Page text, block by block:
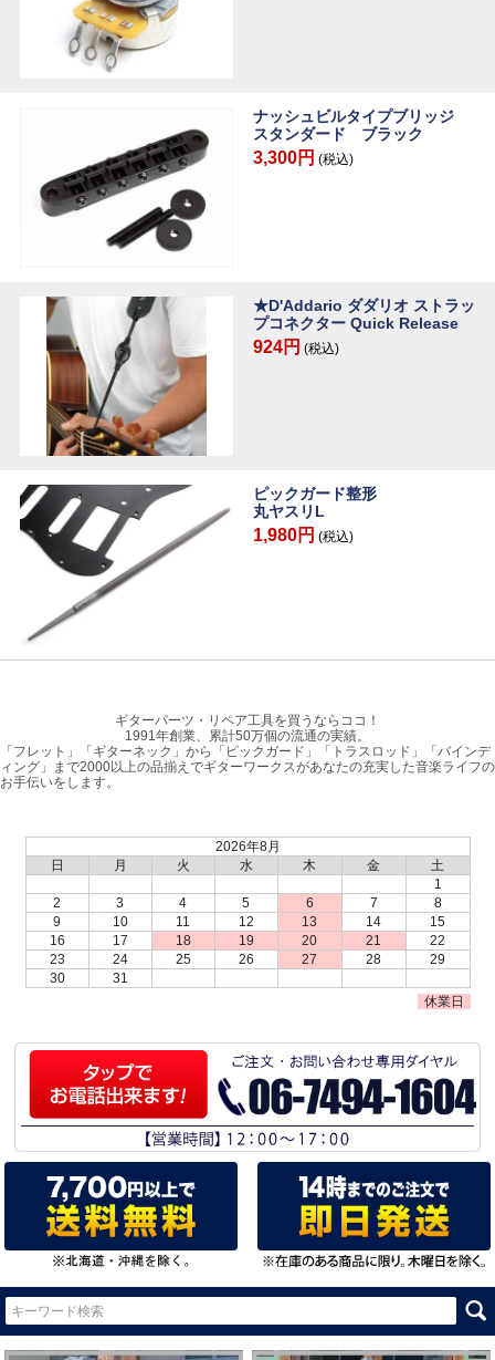
ナッシュビルタイプブリッジ
スタンダード ブラック
3,300円 (税込)
★D'Addario ダダリオ ストラッ
プコネクター Quick Release
924円 (税込)
ピックガード整形
丸ヤスリL
1,980円 (税込)
ギターパーツ・リペア工具を買うならココ！
1991年創業、累計50万個の流通の実績。
「フレット」「ギターネック」から「ピックガード」「トラスロッド」「バインデ
ィング」まで2000以上の品揃えでギターワークスがあなたの充実した音楽ライフの
お手伝いをします。
2026年8月
日
月 火 水 木 金
土
1
2
3 4 5 6 7
8
9
10 11 12 13 14
15
16
17 18 19 20 21
22
23
24 25 26 27 28
29
30
31
休業日